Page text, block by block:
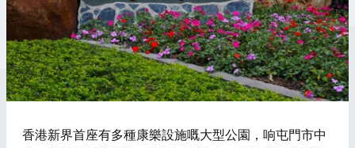
香港新界首座有多種康樂設施嘅大型公園，响屯門市中